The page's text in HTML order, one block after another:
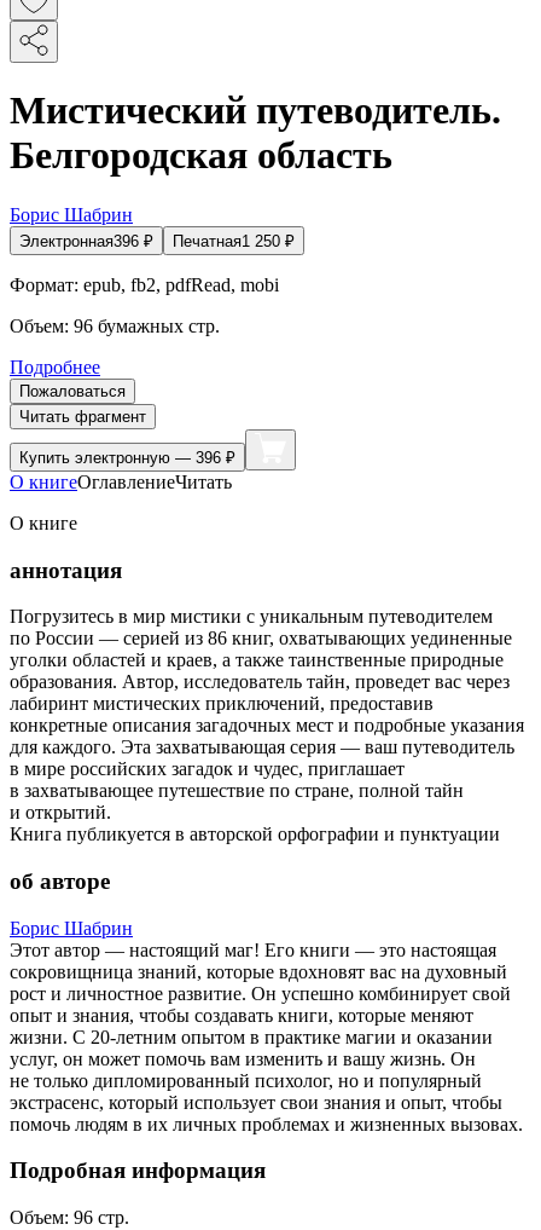
Мистический путеводитель.
Белгородская область
Борис Шабрин
Электронная396 ₽ Печатная1 250 ₽
Формат: epub, fb2, pdfRead, mobi
Объем: 96 бумажных стр.
Подробнее
Пожаловаться
Читать фрагмент
Купить электронную — 396 ₽
О книгеОглавлениеЧитать
О книге
аннотация
Погрузитесь в мир мистики с уникальным путеводителем
по России — серией из 86 книг, охватывающих уединенные
уголки областей и краев, а также таинственные природные
образования. Автор, исследователь тайн, проведет вас через
лабиринт мистических приключений, предоставив
конкретные описания загадочных мест и подробные указания
для каждого. Эта захватывающая серия — ваш путеводитель
в мире российских загадок и чудес, приглашает
в захватывающее путешествие по стране, полной тайн
и открытий.
Книга публикуется в авторской орфографии и пунктуации
об авторе
Борис Шабрин
Этот автор — настоящий маг! Его книги — это настоящая
сокровищница знаний, которые вдохновят вас на духовный
рост и личностное развитие. Он успешно комбинирует свой
опыт и знания, чтобы создавать книги, которые меняют
жизни. С 20-летним опытом в практике магии и оказании
услуг, он может помочь вам изменить и вашу жизнь. Он
не только дипломированный психолог, но и популярный
экстрасенс, который использует свои знания и опыт, чтобы
помочь людям в их личных проблемах и жизненных вызовах.
Подробная информация
Объем: 96 стр.